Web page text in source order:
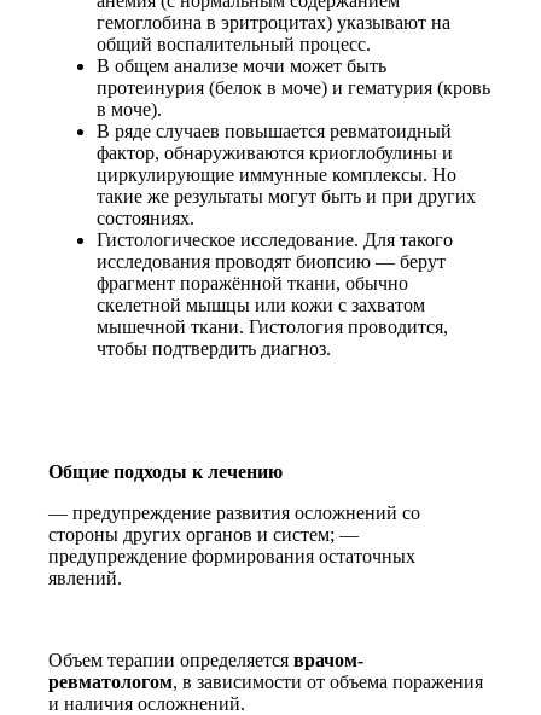
гемоглобина в эритроцитах) указывают на
общий воспалительный процесс.
В общем анализе мочи может быть
протеинурия (белок в моче) и гематурия (кровь
в моче).
В ряде случаев повышается ревматоидный
фактор, обнаруживаются криоглобулины и
циркулирующие иммунные комплексы. Но
такие же результаты могут быть и при других
состояниях.
Гистологическое исследование. Для такого
исследования проводят биопсию — берут
фрагмент поражённой ткани, обычно
скелетной мышцы или кожи с захватом
мышечной ткани. Гистология проводится,
чтобы подтвердить диагноз.
Общие подходы к лечению
— предупреждение развития осложнений со
стороны других органов и систем; —
предупреждение формирования остаточных
явлений.
Объем терапии определяется врачом-
ревматологом, в зависимости от объема поражения
и наличия осложнений.